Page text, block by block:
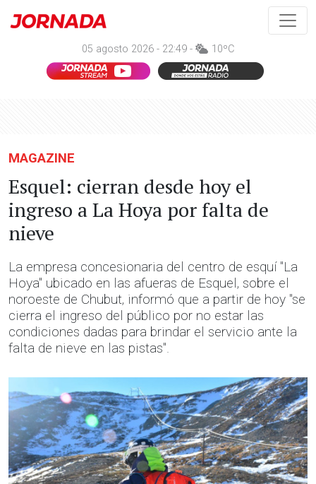
05 agosto 2026 - 22:49 - 10ºC
MAGAZINE
Esquel: cierran desde hoy el
ingreso a La Hoya por falta de
nieve
La empresa concesionaria del centro de esquí "La
Hoya" ubicado en las afueras de Esquel, sobre el
noroeste de Chubut, informó que a partir de hoy "se
cierra el ingreso del público por no estar las
condiciones dadas para brindar el servicio ante la
falta de nieve en las pistas".